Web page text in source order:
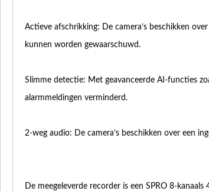
Actieve afschrikking: De camera’s beschikken
kunnen worden gewaarschuwd.
Slimme detectie: Met geavanceerde AI-functies
alarmmeldingen verminderd.
2-weg audio: De camera’s beschikken over een
De meegeleverde recorder is een SPRO 8-